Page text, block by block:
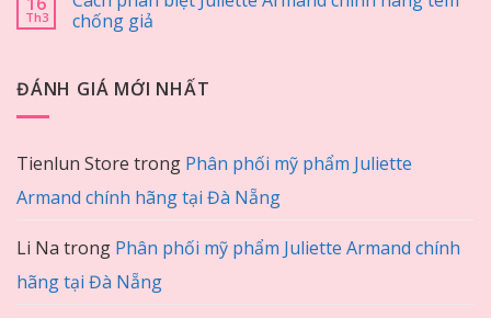
Th3
chống giả
ĐÁNH GIÁ MỚI NHẤT
Tienlun Store trong Phân phối mỹ phẩm Juliette
Armand chính hãng tại Đà Nẵng
Li Na trong Phân phối mỹ phẩm Juliette Armand chính
hãng tại Đà Nẵng